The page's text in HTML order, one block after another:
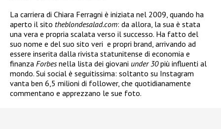
La carriera di Chiara Ferragni è iniziata nel 2009, quando ha
aperto il sito theblondesalad.com: da allora, la sua è stata
una vera e propria scalata verso il successo. Ha fatto del
suo nome e del suo sito veri e propri brand, arrivando ad
essere inserita dalla rivista statunitense di economia e
finanza Forbesnella lista dei giovani under 30più influenti al
mondo. Sui social è seguitissima: soltanto su Instagram
vanta ben 6,5 milioni di follower, che quotidianamente
commentano e apprezzano le sue foto.